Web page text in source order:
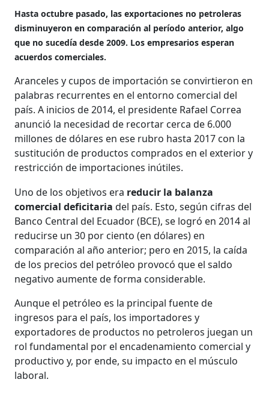
Hasta octubre pasado, las exportaciones no petroleras
disminuyeron en comparación al período anterior, algo
que no sucedía desde 2009. Los empresarios esperan
acuerdos comerciales.
Aranceles y cupos de importación se convirtieron en
palabras recurrentes en el entorno comercial del
país. A inicios de 2014, el presidente Rafael Correa
anunció la necesidad de recortar cerca de 6.000
millones de dólares en ese rubro hasta 2017 con la
sustitución de productos comprados en el exterior y
restricción de importaciones inútiles.
Uno de los objetivos era reducir la balanza
comercial deficitariadel país. Esto, según cifras del
Banco Central del Ecuador (BCE), se logró en 2014 al
reducirse un 30 por ciento (en dólares) en
comparación al año anterior; pero en 2015, la caída
de los precios del petróleo provocó que el saldo
negativo aumente de forma considerable.
Aunque el petróleo es la principal fuente de
ingresos para el país, los importadores y
exportadores de productos no petroleros juegan un
rol fundamental por el encadenamiento comercial y
productivo y, por ende, su impacto en el músculo
laboral.